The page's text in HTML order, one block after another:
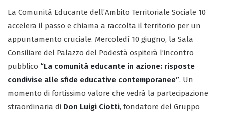
La Comunità Educante dell’Ambito Territoriale Sociale 10
accelera il passo e chiama a raccolta il territorio per un
appuntamento cruciale. Mercoledì 10 giugno, la Sala
Consiliare del Palazzo del Podestà ospiterà l’incontro
pubblico “La comunità educante in azione: risposte
condivise alle sfide educative contemporanee”. Un
momento di fortissimo valore che vedrà la partecipazione
straordinaria di Don Luigi Ciotti, fondatore del Gruppo